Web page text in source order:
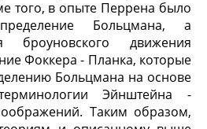
того, в опыте Перрена было
Больцмана, а
движения
Фоккера - Планка, которые
Больцмана на основе
Эйнштейна -
Таким образом,